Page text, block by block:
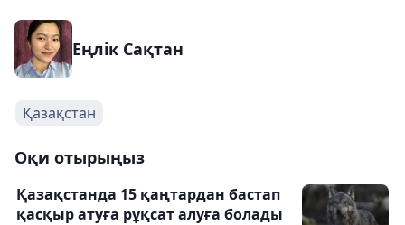
Еңлік Сақтан
Қазақстан
Оқи отырыңыз
Қазақстанда 15 қаңтардан бастап
қасқыр атуға рұқсат алуға болады